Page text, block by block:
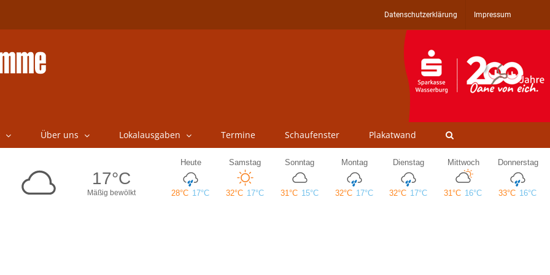
Datenschutzerklärung Impressum
Über uns Lokalausgaben Termine Schaufenster Plakatwand